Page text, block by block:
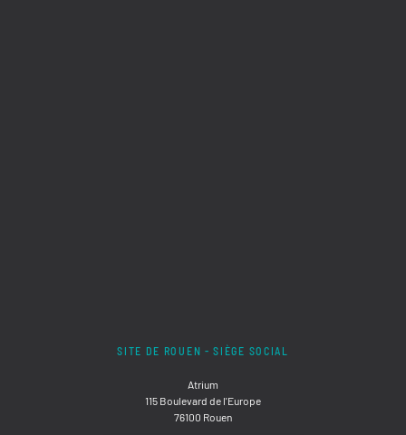
SITE DE ROUEN - SIÈGE SOCIAL
Atrium
115 Boulevard de l'Europe
76100 Rouen